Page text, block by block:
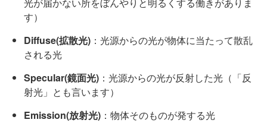
す）
Diffuse(拡散光) ：光源からの光が物体に当たって散乱
される光
Specular(鏡面光) ：光源からの光が反射した光（「反
射光」とも言います）
Emission(放射光) ：物体そのものが発する光